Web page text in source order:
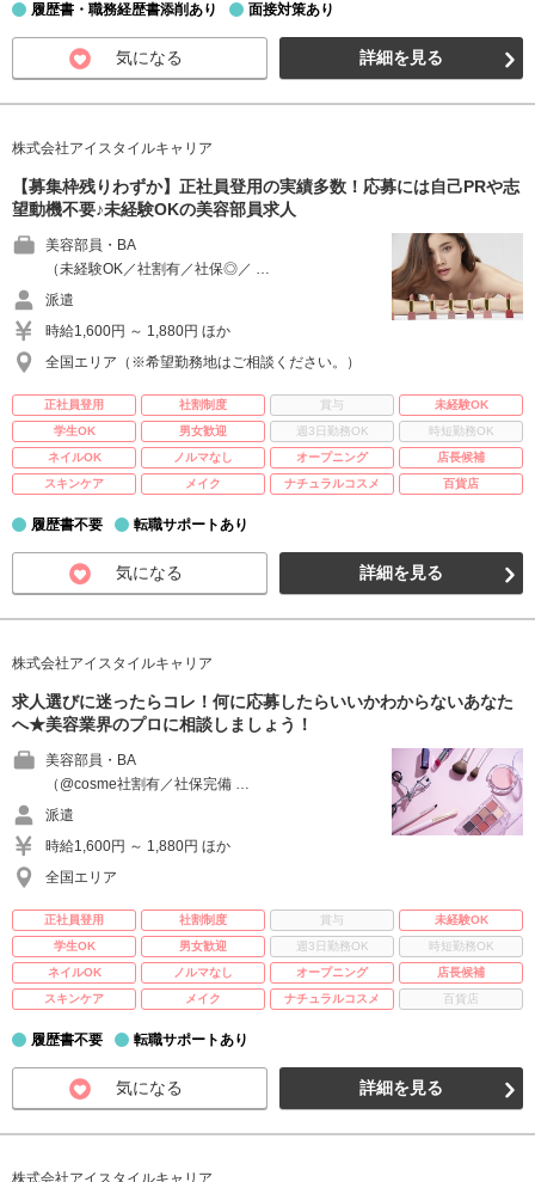
履歴書・職務経歴書添削あり 面接対策あり
気になる 詳細を見る
株式会社アイスタイルキャリア
【募集枠残りわずか】正社員登用の実績多数！応募には自己PRや志
望動機不要♪未経験OKの美容部員求人
美容部員・BA
（未経験OK／社割有／社保◎／ …
派遣
時給1,600円 ～ 1,880円 ほか
全国エリア（※希望勤務地はご相談ください。）
正社員登用 社割制度 賞与
未経験OK
学生OK
男女歓迎 週3日勤務OK
時短勤務OK
ネイルOK
ノルマなし オープニング
店長候補
スキンケア
メイク ナチュラルコスメ 百貨店
履歴書不要 転職サポートあり
気になる 詳細を見る
株式会社アイスタイルキャリア
求人選びに迷ったらコレ！何に応募したらいいかわからないあなた
へ★美容業界のプロに相談しましょう！
美容部員・BA
（@cosme社割有／社保完備 …
派遣
時給1,600円 ～ 1,880円 ほか
全国エリア
正社員登用 社割制度 賞与
未経験OK
学生OK
男女歓迎 週3日勤務OK
時短勤務OK
ネイルOK
ノルマなし オープニング
店長候補
スキンケア
メイク ナチュラルコスメ 百貨店
履歴書不要 転職サポートあり
気になる 詳細を見る
株式会社アイスタイルキャリア